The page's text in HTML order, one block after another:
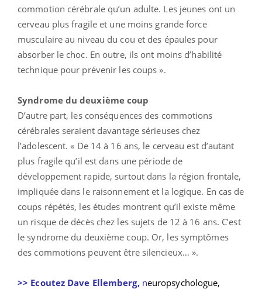
commotion cérébrale qu’un adulte. Les jeunes ont un
cerveau plus fragile et une moins grande force
musculaire au niveau du cou et des épaules pour
absorber le choc. En outre, ils ont moins d’habilité
technique pour prévenir les coups ».
Syndrome du deuxième coup
D’autre part, les conséquences des commotions
cérébrales seraient davantage sérieuses chez
l’adolescent. « De 14 à 16 ans, le cerveau est d’autant
plus fragile qu’il est dans une période de
développement rapide, surtout dans la région frontale,
impliquée dans le raisonnement et la logique. En cas de
coups répétés, les études montrent qu’il existe même
un risque de décès chez les sujets de 12 à 16 ans. C’est
le syndrome du deuxième coup. Or, les symptômes
des commotions peuvent être silencieux… ».
>> Ecoutez Dave Ellemberg, neuropsychologue,